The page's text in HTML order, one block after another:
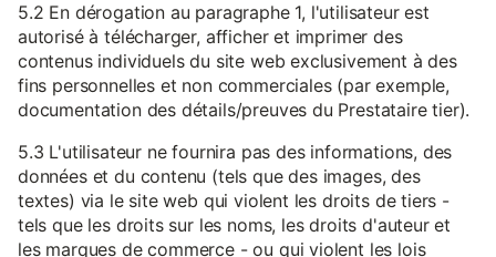
5.2 En dérogation au paragraphe 1, l'utilisateur est
autorisé à télécharger, afficher et imprimer des
contenus individuels du site web exclusivement à des
fins personnelles et non commerciales (par exemple,
documentation des détails/preuves du Prestataire tier).
5.3 L'utilisateur ne fournira pas des informations, des
données et du contenu (tels que des images, des
textes) via le site web qui violent les droits de tiers -
tels que les droits sur les noms, les droits d'auteur et
les marques de commerce - ou qui violent les lois